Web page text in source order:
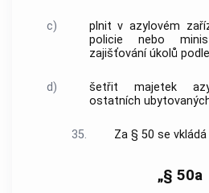
c)
plnit v azylovém
policie nebo
zajišťování úkolů
d)
šetřit majetek
ostatních
35. Za § 50 se
„§ 50a